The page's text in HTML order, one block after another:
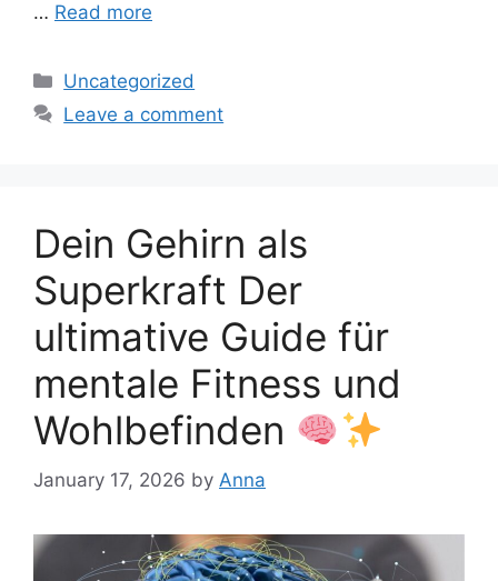
… Read more
Categories
Uncategorized
Leave a comment
Dein Gehirn als
Superkraft Der
ultimative Guide für
mentale Fitness und
Wohlbefinden
January 17, 2026 by Anna